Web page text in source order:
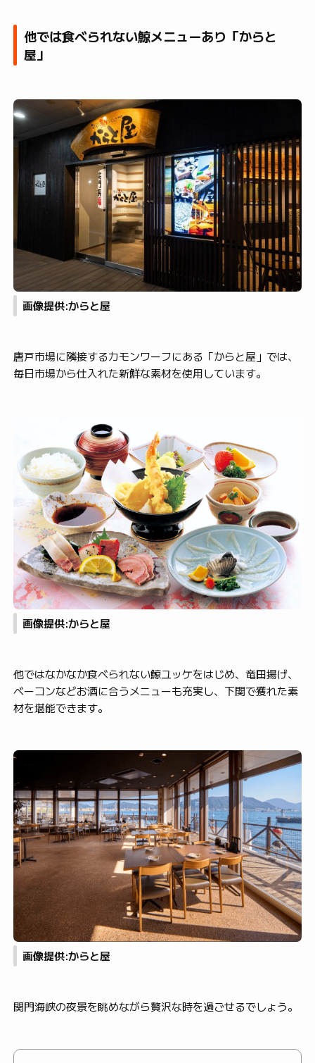
他では食べられない鯨メニューあり「からと
屋」
画像提供:からと屋
唐戸市場に隣接するカモンワーフにある「からと屋」では、
毎日市場から仕入れた新鮮な素材を使用しています。
画像提供:からと屋
他ではなかなか食べられない鯨ユッケをはじめ、竜田揚げ、
ベーコンなどお酒に合うメニューも充実し、下関で獲れた素
材を堪能できます。
画像提供:からと屋
関門海峡の夜景を眺めながら贅沢な時を過ごせるでしょう。